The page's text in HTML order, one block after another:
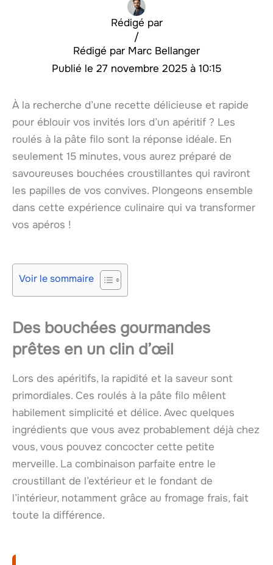
Rédigé par
Marc Bellanger
/
27 novembre 2025 à 10:15
À la recherche d’une recette délicieuse et rapide
pour éblouir vos invités lors d’un apéritif ? Les
roulés à la pâte filo sont la réponse idéale. En
seulement 15 minutes, vous aurez préparé de
savoureuses bouchées croustillantes qui raviront
les papilles de vos convives. Plongeons ensemble
dans cette expérience culinaire qui va transformer
vos apéros !
Voir le sommaire
Des bouchées gourmandes
prêtes en un clin d’œil
Lors des apéritifs, la rapidité et la saveur sont
primordiales. Ces roulés à la pâte filo mêlent
habilement simplicité et délice. Avec quelques
ingrédients que vous avez probablement déjà chez
vous, vous pouvez concocter cette petite
merveille. La combinaison parfaite entre le
croustillant de l’extérieur et le fondant de
l’intérieur, notamment grâce au fromage frais, fait
toute la différence.